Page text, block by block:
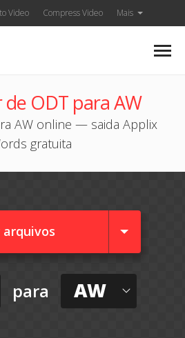
Video Compress Video Mais
de ODT para AW
AW online — saida Applix
gratuita
arquivos
para AW